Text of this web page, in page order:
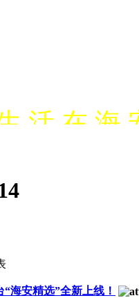
活 在 海
海安精选”全新上线！